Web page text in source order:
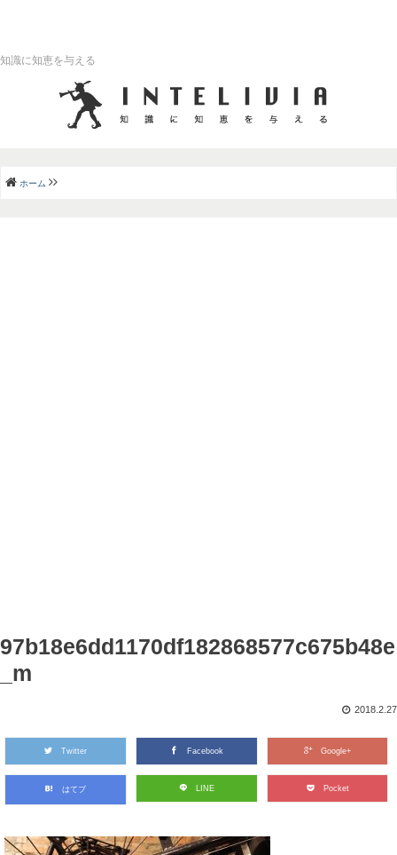
知識に知恵を与える
ホーム
97b18e6dd1170df182868577c675b48e
_m
2018.2.27
Twitter Facebook Google+
はてブ LINE Pocket